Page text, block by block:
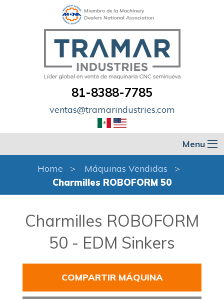
Miembro de la Machinery
Dealers National Association
81-8388-7785
ventas@tramarindustries.com
Menu
Home
Máquinas Vendidas
Charmilles ROBOFORM 50
Charmilles ROBOFORM
50 - EDM Sinkers
COMPARTIR MÁQUINA